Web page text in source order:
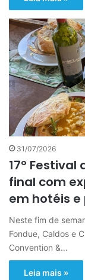
31/07/2026
17º
final com
em hotéis
Neste fim de
Fondue, Caldos e
Convention &…
Leia mais »